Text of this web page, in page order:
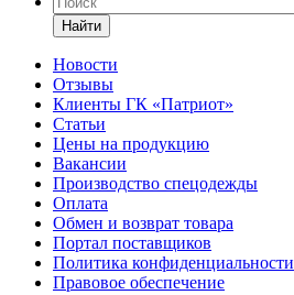
Найти
Новости
Отзывы
Клиенты ГК «Патриот»
Статьи
Цены на продукцию
Вакансии
Производство спецодежды
Оплата
Обмен и возврат товара
Портал поставщиков
Политика конфиденциальности
Правовое обеспечение